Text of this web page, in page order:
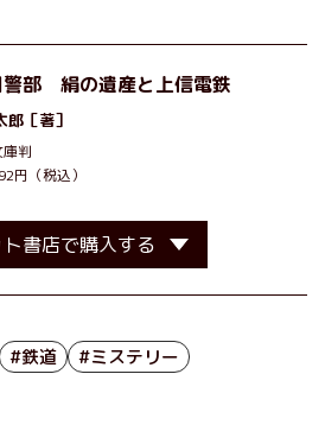
警部 絹の遺産と上信電鉄
郎 ［著］
判
円（税込）
書店で購入する
#鉄道 #ミステリー